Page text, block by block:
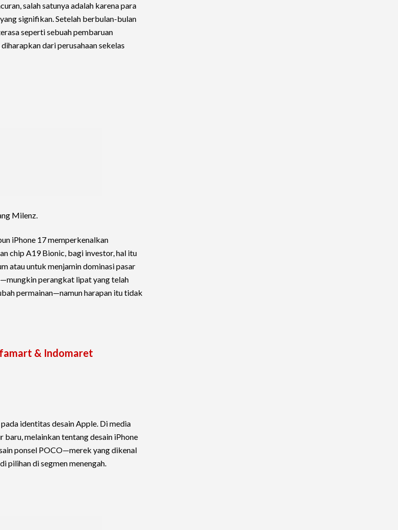
salah satunya adalah karena para
signifikan. Setelah berbulan-bulan
seperti sebuah pembaruan
dari perusahaan sekelas
Milenz.
iPhone 17 memperkenalkan
chip A19 Bionic, bagi investor, hal itu
atau untuk menjamin dominasi pasar
perangkat lipat yang telah
permainan—namun harapan itu tidak
& Indomaret
identitas desain Apple. Di media
melainkan tentang desain iPhone
ponsel POCO—merek yang dikenal
pilihan di segmen menengah.